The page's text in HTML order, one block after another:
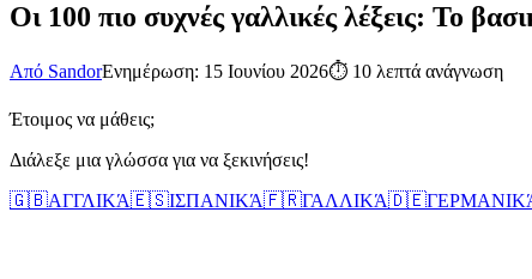
Οι 100 πιο συχνές γαλλικές λέξεις: Το
Από SandorΕνημέρωση: 15 Ιουνίου 2026⏱ 10 λεπτά ανάγνωση
Έτοιμος να μάθεις;
Διάλεξε μια γλώσσα για να ξεκινήσεις!
🇬🇧ΑΓΓΛΙΚΆ🇪🇸ΙΣΠΑΝΙΚΆ🇫🇷ΓΑΛΛΙΚΆ🇩🇪